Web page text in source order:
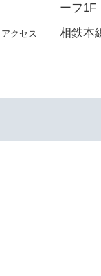
ーフ1F
相鉄本